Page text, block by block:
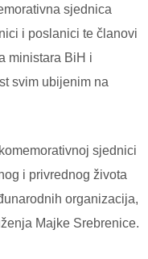
sjednica
i poslanici te članovi
ministara BiH i
svim ubijenim na
sjednici
i privrednog života
organizacija,
Majke Srebrenice.